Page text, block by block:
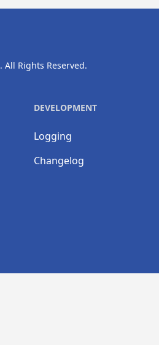
. All Rights Reserved.
DEVELOPMENT
Logging
Changelog